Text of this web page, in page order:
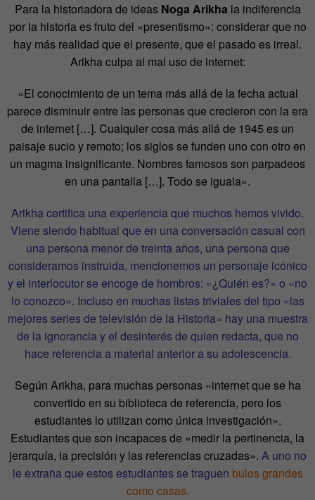
Para la historiadora de ideas Noga Arikha la indiferencia
por la historia es fruto del «presentismo»: considerar que no
hay más realidad que el presente, que el pasado es irreal.
Arikha culpa al mal uso de internet:
«El conocimiento de un tema más allá de la fecha actual
parece disminuir entre las personas que crecieron con la era
de internet […]. Cualquier cosa más allá de 1945 es un
paisaje sucio y remoto; los siglos se funden uno con otro en
un magma insignificante. Nombres famosos son parpadeos
en una pantalla […]. Todo se iguala».
Arikha certifica una experiencia que muchos hemos vivido.
Viene siendo habitual que en una conversación casual con
una persona menor de treinta años, una persona que
consideramos instruida, mencionemos un personaje icónico
y el interlocutor se encoge de hombros: «¿Quién es?» o «no
lo conozco». Incluso en muchas listas triviales del tipo «las
mejores series de televisión de la Historia» hay una muestra
de la ignorancia y el desinterés de quien redacta, que no
hace referencia a material anterior a su adolescencia.
Según Arikha, para muchas personas «internet que se ha
convertido en su biblioteca de referencia, pero los
estudiantes lo utilizan como única investigación».
Estudiantes que son incapaces de «medir la pertinencia, la
jerarquía, la precisión y las referencias cruzadas». A uno no
le extraña que estos estudiantes se traguen bulos grandes
como casas.